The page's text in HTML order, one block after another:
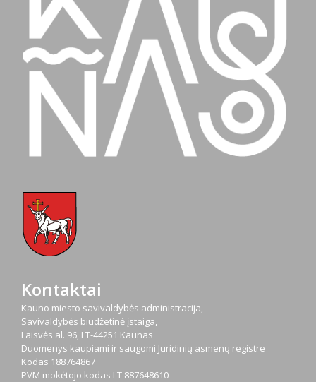
Kontaktai
Kauno miesto savivaldybės administracija,
Savivaldybės biudžetinė įstaiga,
Laisvės al. 96, LT-44251 Kaunas
Duomenys kaupiami ir saugomi Juridinių asmenų registre
Kodas 188764867
PVM mokėtojo kodas LT 887648610